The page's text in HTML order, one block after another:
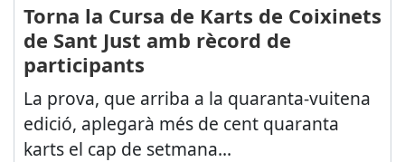
Torna la Cursa de Karts de Coixinets
de Sant Just amb rècord de
participants
La prova, que arriba a la quaranta-vuitena
edició, aplegarà més de cent quaranta
karts el cap de setmana...